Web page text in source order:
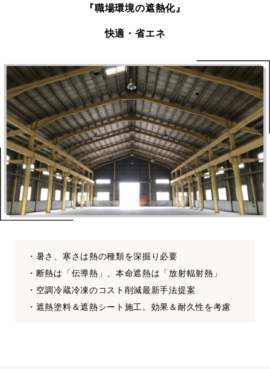
『職場環境の遮熱化』
快適・省エネ
・暑さ、寒さは熱の種類を深掘り必要
・断熱は「伝導熱」、本命遮熱は「放射輻射熱」
・空調冷蔵冷凍のコスト削減最新手法提案
・遮熱塗料＆遮熱シート施工。効果＆耐久性を考慮